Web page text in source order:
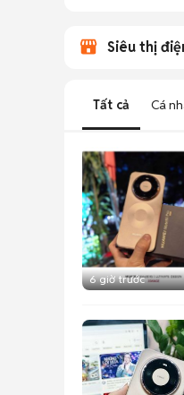
Siêu thị
Tất cả Cá
6 giờ trước